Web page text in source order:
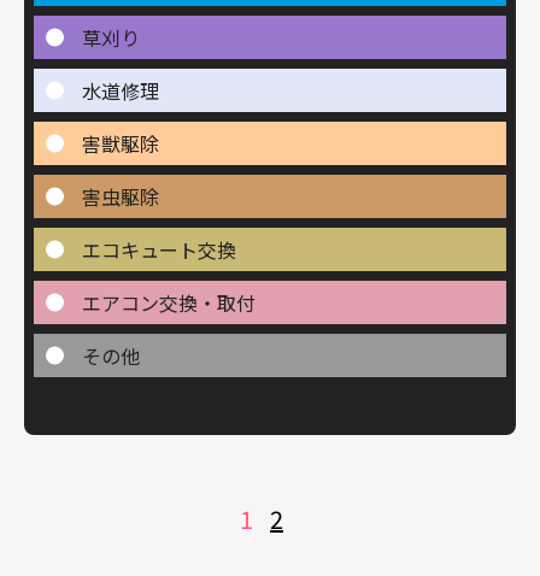
草刈り
水道修理
害獣駆除
害虫駆除
エコキュート交換
エアコン交換・取付
その他
1 2